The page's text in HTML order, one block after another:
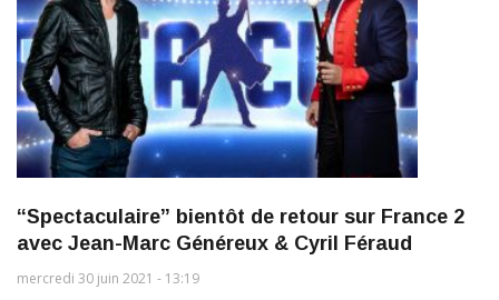
“Spectaculaire” bientôt de retour sur France 2
avec Jean-Marc Généreux & Cyril Féraud
mercredi 30 juin 2021 - 13:19